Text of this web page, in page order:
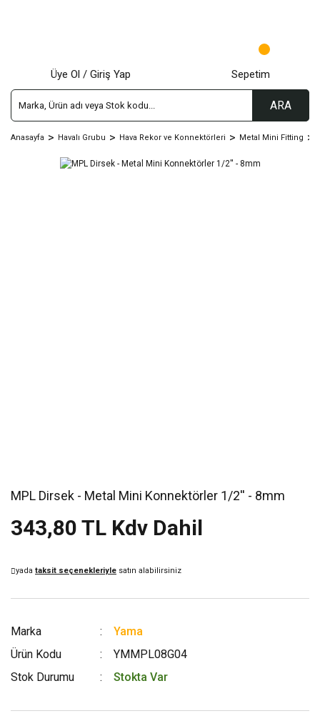
ARA
Üye Ol / Giriş Yap Sepetim
Anasayfa Havalı Grubu Hava Rekor ve Konnektörleri Metal Mini Fitting
MPL Dirsek - Metal Mini Konnektörler 1/2'' - 8mm
343,80 TL Kdv Dahil
yada taksit seçenekleriyle satın alabilirsiniz
Marka
Yama
Ürün Kodu
YMMPL08G04
Stok Durumu
Stokta Var